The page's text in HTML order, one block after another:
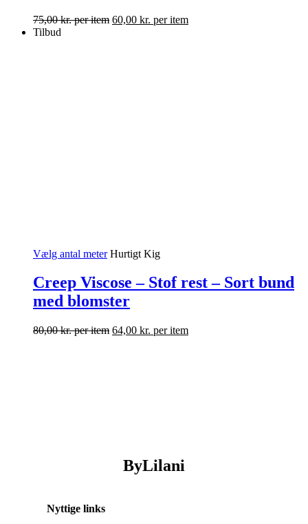
75,00kr.per item 60,00 kr. per item
Tilbud
Vælg antal meter Hurtigt Kig
Creep Viscose – Stof rest – Sort bund
med blomster
80,00kr.per item 64,00 kr. per item
ByLilani
Nyttige links